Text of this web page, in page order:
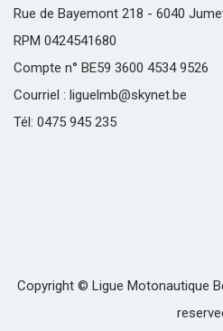
Rue de Bayemont 218 - 6040
RPM 0424541680
Compte n° BE59 3600 4534 9526
Courriel : liguelmb@skynet.be
Tél: 0475 945 235
Copyright © Ligue Motonautique